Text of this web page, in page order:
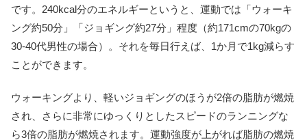
です。240kcal分のエネルギーというと、運動では「ウォーキ
ング約50分」「ジョギング約27分」程度（約171cmの70kgの
30-40代男性の場合）。それを毎日行えば、1か月で1kg減らす
ことができます。
ウォーキングより、軽いジョギングのほうが2倍の脂肪が燃焼
され、さらに非常にゆっくりとしたスピードのランニングな
ら3倍の脂肪が燃焼されます。運動強度が上がれば脂肪の燃焼